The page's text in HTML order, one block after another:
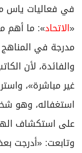
في فعاليات ياس
«الاتحاد»: ما أهم
مدرجة في المناهج
والفائدة، لأن
غير مباشرة»،
استغفاله، وهو
على استكشاف
وتابعت: «أدرجت